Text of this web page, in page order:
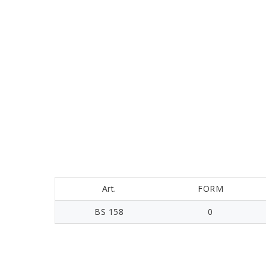
Art. FORM
BS 158 0